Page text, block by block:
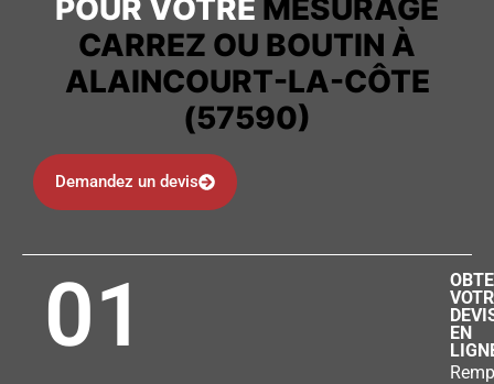
POUR VOTRE MESURAGE
CARREZ OU BOUTIN À
ALAINCOURT-LA-CÔTE
(57590)
Demandez un devis
01
EN